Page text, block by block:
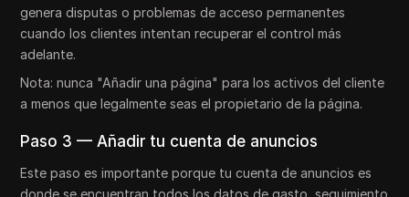
genera disputas o problemas de acceso permanentes
cuando los clientes intentan recuperar el control más
adelante.
Nota: nunca "Añadir una página" para los activos del cliente
a menos que legalmente seas el propietario de la página.
Paso 3 — Añadir tu cuenta de anuncios
Este paso es importante porque tu cuenta de anuncios es
donde se encuentran todos los datos de gasto, seguimiento